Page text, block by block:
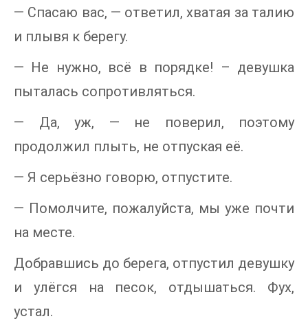
— Спасаю вас, — ответил, хватая за талию
и плывя к берегу.
— Не нужно, всё в порядке! – девушка
пыталась сопротивляться.
— Да, уж, — не поверил, поэтому
продолжил плыть, не отпуская её.
— Я серьёзно говорю, отпустите.
— Помолчите, пожалуйста, мы уже почти
на месте.
Добравшись до берега, отпустил девушку
и улёгся на песок, отдышаться. Фух,
устал.